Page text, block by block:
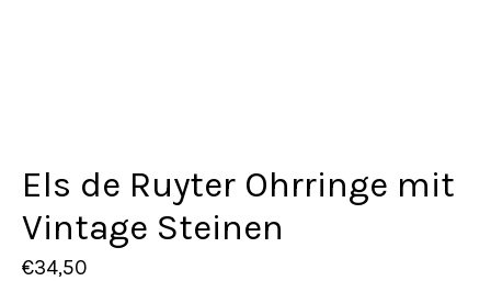
Els de Ruyter Ohrringe mit
Vintage Steinen
€34,50